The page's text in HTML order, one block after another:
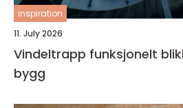
inspiration
11. July 2026
Vindeltrapp funksjonelt blikkfang i moderne
bygg